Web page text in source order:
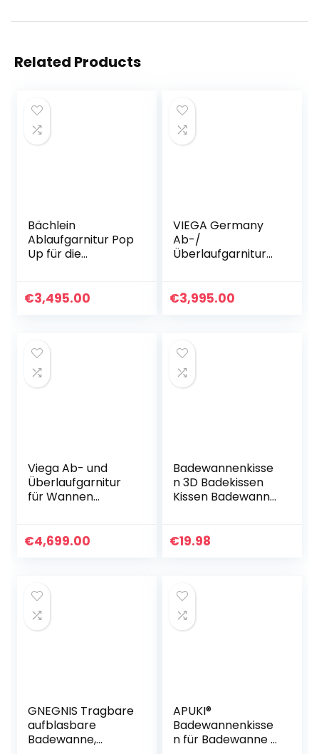
Related Products
Bächlein
Ablaufgarnitur Pop
Up für die
Siebeinsatz für
flexiblem Überlauf,
Überlaufblende &
Siphon
€3,495.00
VIEGA Germany
Ab-/
Überlaufgarnitur
Komplettset
€3,995.00
Viega Ab- und
Überlaufgarnitur
für Wannen
Ablaufgarnitur mit
Geruchsverschluss
| Ø 40/50 mm |
Kunststoff | Chrom
€4,699.00
Badewannenkisse
n 3D Badekissen
Kissen Badewanne
Starken
Badewannenpolst
er für Badewanne
als Badewannen
€19.98
GNEGNIS Tragbare
aufblasbare
Badewanne,
APUKI®
Badewannenkisse
n für Badewanne |